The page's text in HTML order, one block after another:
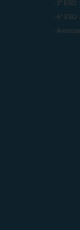
- 3º ESO
- 4º ESO
-